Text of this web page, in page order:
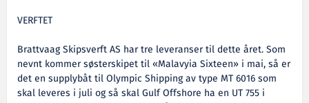
VERFTET
Brattvaag Skipsverft AS har tre leveranser til dette året. Som
nevnt kommer søsterskipet til «Malavyia Sixteen» i mai, så er
det en supplybåt til Olympic Shipping av type MT 6016 som
skal leveres i juli og så skal Gulf Offshore ha en UT 755 i